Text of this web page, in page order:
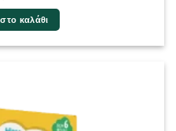
καλάθι